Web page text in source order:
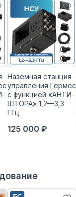
Наземная станция
управления Гермес
с функцией «АНТИ-
ШТОРА» 1,2—3,3
ГГц
125 000 ₽